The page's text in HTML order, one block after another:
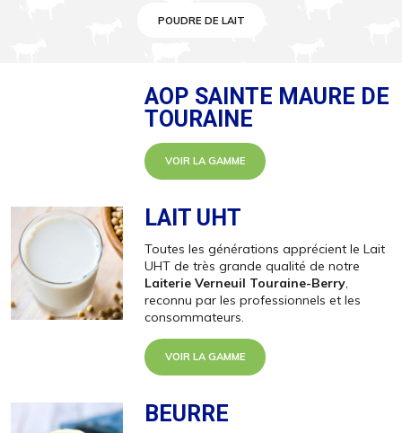
POUDRE DE LAIT
AOP SAINTE MAURE DE
TOURAINE
VOIR LA GAMME
LAIT UHT
Toutes les générations apprécient le Lait
UHT de très grande qualité de notre
Laiterie Verneuil Touraine-Berry,
reconnu par les professionnels et les
consommateurs.
VOIR LA GAMME
BEURRE